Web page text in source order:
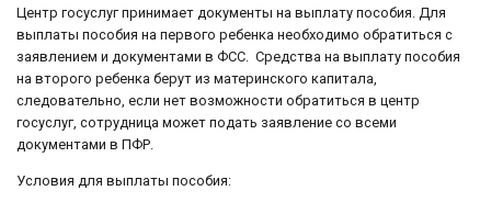
Центр госуслуг принимает документы на выплату пособия. Для
выплаты пособия на первого ребенка необходимо обратиться с
заявлением и документами в ФСС. Средства на выплату пособия
на второго ребенка берут из материнского капитала,
следовательно, если нет возможности обратиться в центр
госуслуг, сотрудница может подать заявление со всеми
документами в ПФР.
Условия для выплаты пособия: